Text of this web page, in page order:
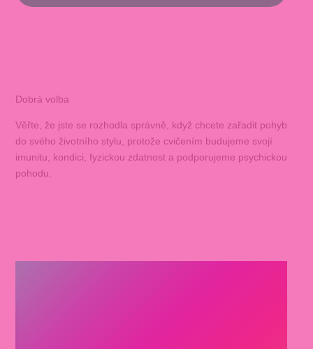
Dobrá volba
Věřte, že jste se rozhodla správně, když chcete zařadit pohyb
do svého životního stylu, protože cvičením budujeme svojí
imunitu, kondici, fyzickou zdatnost a podporujeme psychickou
pohodu.